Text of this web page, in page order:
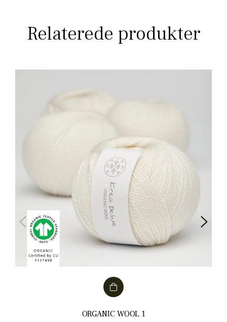
Relaterede produkter
ORGANIC WOOL 1